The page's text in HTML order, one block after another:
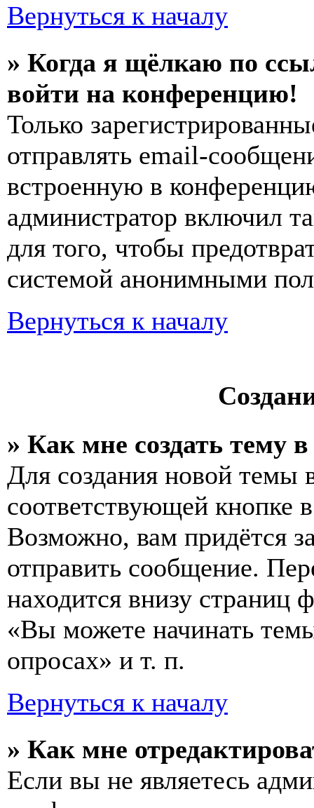
Вернуться к началу
» Когда я щёлкаю по
войти на конференцию!
Только
отправлять email-
встроенную в
администратор включил
для того, чтобы
системой анонимными
Вернуться к началу
» Как мне создать тему
Для создания новой темы
соответствующей кнопке
Возможно, вам придётся
отправить сообщение.
находится внизу
«Вы можете начинать
опросах» и т. п.
Вернуться к началу
» Как мне
Если вы не являетесь